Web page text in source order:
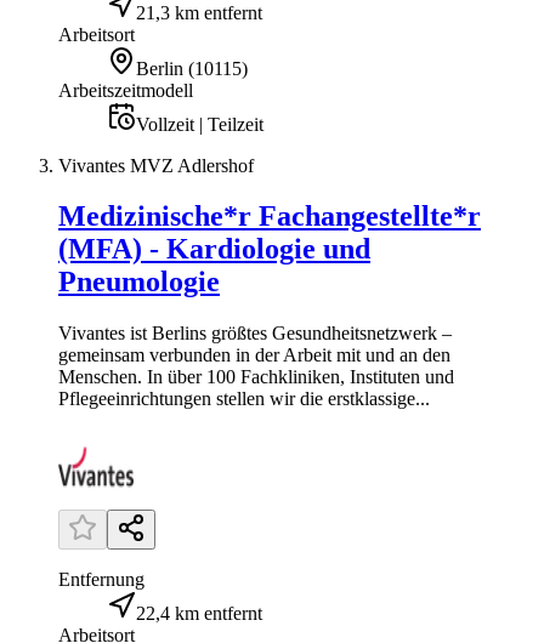
21,3 km entfernt
Arbeitsort
Berlin (10115)
Arbeitszeitmodell
Vollzeit | Teilzeit
Vivantes MVZ Adlershof
Medizinische*r Fachangestellte*r
(MFA) - Kardiologie und
Pneumologie
Vivantes ist Berlins größtes Gesundheitsnetzwerk –
gemeinsam verbunden in der Arbeit mit und an den
Menschen. In über 100 Fachkliniken, Instituten und
Pflegeeinrichtungen stellen wir die erstklassige...
Entfernung
22,4 km entfernt
Arbeitsort